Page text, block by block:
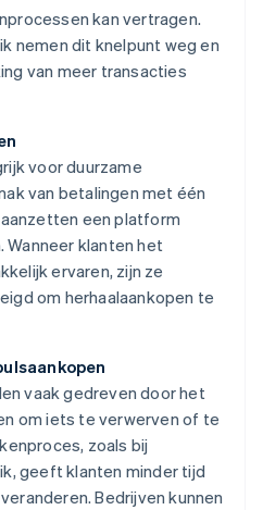
kan vertragen.
nemen dit knelpunt weg en
van meer transacties
voor duurzame
van betalingen met één
een platform
klanten het
ervaren, zijn ze
om herhaalaankopen te
vaak gedreven door het
om iets te verwerven of te
zoals bij
geeft klanten minder tijd
Bedrijven kunnen